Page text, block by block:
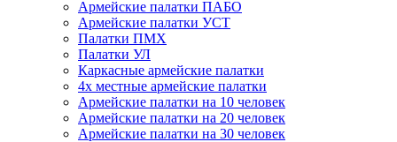
Армейские палатки ПАБО
Армейские палатки УСТ
Палатки ПМХ
Палатки УЛ
Каркасные армейские палатки
4х местные армейские палатки
Армейские палатки на 10 человек
Армейские палатки на 20 человек
Армейские палатки на 30 человек